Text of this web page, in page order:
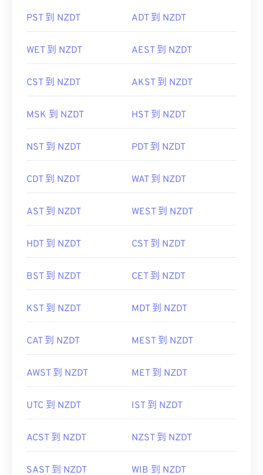
PST 到 NZDT ADT 到 NZDT
WET 到 NZDT AEST 到 NZDT
CST 到 NZDT AKST 到 NZDT
MSK 到 NZDT HST 到 NZDT
NST 到 NZDT PDT 到 NZDT
CDT 到 NZDT WAT 到 NZDT
AST 到 NZDT WEST 到 NZDT
HDT 到 NZDT CST 到 NZDT
BST 到 NZDT CET 到 NZDT
KST 到 NZDT MDT 到 NZDT
CAT 到 NZDT MEST 到 NZDT
AWST 到 NZDT MET 到 NZDT
UTC 到 NZDT IST 到 NZDT
ACST 到 NZDT NZST 到 NZDT
SAST 到 NZDT WIB 到 NZDT